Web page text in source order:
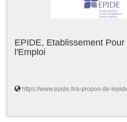
EPIDE, Etablissement
l'Emploi
https://www.epide.fr/a-propos-de-